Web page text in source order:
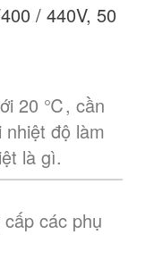
/ 440V, 50
20 ℃, cần
độ làm
là gì.
các phụ